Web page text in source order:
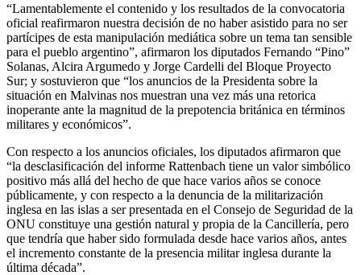
“Lamentablemente el contenido y los resultados de la convocatoria
oficial reafirmaron nuestra decisión de no haber asistido para no ser
partícipes de esta manipulación mediática sobre un tema tan sensible
para el pueblo argentino”, afirmaron los diputados Fernando “Pino”
Solanas, Alcira Argumedo y Jorge Cardelli del Bloque Proyecto
Sur; y sostuvieron que “los anuncios de la Presidenta sobre la
situación en Malvinas nos muestran una vez más una retorica
inoperante ante la magnitud de la prepotencia británica en términos
militares y económicos”.
Con respecto a los anuncios oficiales, los diputados afirmaron que
“la desclasificación del informe Rattenbach tiene un valor simbólico
positivo más allá del hecho de que hace varios años se conoce
públicamente, y con respecto a la denuncia de la militarización
inglesa en las islas a ser presentada en el Consejo de Seguridad de la
ONU constituye una gestión natural y propia de la Cancillería, pero
que tendría que haber sido formulada desde hace varios años, antes
el incremento constante de la presencia militar inglesa durante la
última década”.